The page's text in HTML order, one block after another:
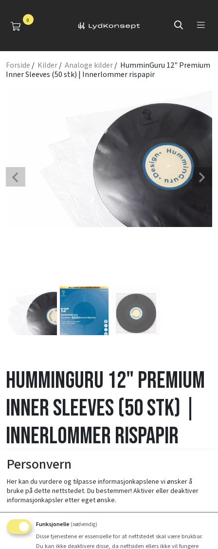
0
Forside / Kilder/ Analoge kilder/ HumminGuru 12" Premium
Inner Sleeves (50 stk) | Innerlommer rispapir
HumminGuru 12" Premium
Inner Sleeves (50 stk) |
Innerlommer rispapir
Personvern
Her kan du vurdere og tilpasse informasjonkapslene vi ønsker å
bruke på dette nettstedet. Du bestemmer! Aktiver eller deaktiver
informasjonkapsler etter eget ønske.
Funksjonelle (nødvendig)
Disse tjenestene er essensielle for at nettstedet skal være brukbar.
Du kan ikke deaktivere disse, da nettsiden ellers ikke vil fungere